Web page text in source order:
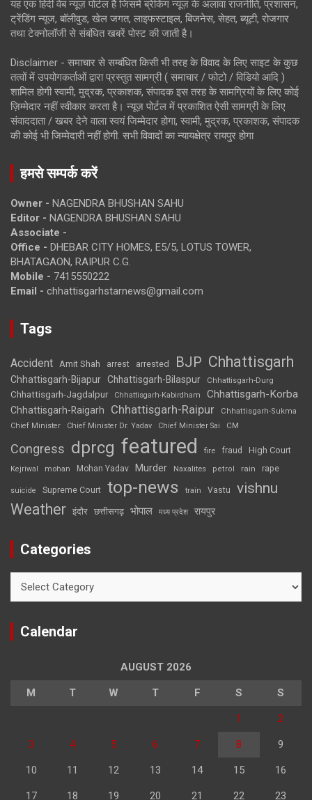
यह एक हिंदी वेब न्यूज़ पोर्टल है जिसमें ब्रेकिंग न्यूज़ के अलावा राजनीति, प्रशासन,
ट्रेंडिंग न्यूज, बॉलीवुड, खेल जगत, लाइफस्टाइल, बिजनेस, सेहत, ब्यूटी, रोजगार
तथा टेक्नोलॉजी से संबंधित खबरें पोस्ट की जाती है।
Disclaimer - समाचार से सम्बंधित किसी भी तरह के विवाद के लिए साइट के कुछ
तत्वों में उपयोगकर्ताओं द्वारा प्रस्तुत सामग्री ( समाचार / फोटो / विडियो आदि )
शामिल होगी स्वामी, मुद्रक, प्रकाशक, संपादक इस तरह के सामग्रियों के लिए कोई
ज़िम्मेदार नहीं स्वीकार करता है। न्यूज़ पोर्टल में प्रकाशित ऐसी सामग्री के लिए
संवाददाता / खबर देने वाला स्वयं जिम्मेदार होगा, स्वामी, मुद्रक, प्रकाशक, संपादक
की कोई भी जिम्मेदारी नहीं होगी. सभी विवादों का न्यायक्षेत्र रायपुर होगा
हमसे सम्पर्क करें
Owner - NAGENDRA BHUSHAN SAHU
Editor - NAGENDRA BHUSHAN SAHU
Associate -
Office - DHEBAR CITY HOMES, E5/5, LOTUS TOWER,
BHATAGAON, RAIPUR C.G.
Mobile - 7415550222
Email - chhattisgarhstarnews@gmail.com
Tags
Accident Amit Shah arrest arrested BJP Chhattisgarh
Chhattisgarh-Bijapur Chhattisgarh-Bilaspur Chhattisgarh-Durg
Chhattisgarh-Jagdalpur Chhattisgarh-Kabirdham Chhattisgarh-Korba
Chhattisgarh-Raigarh Chhattisgarh-Raipur
Chhattisgarh-Sukma
Chief Minister
Chief Minister Dr. Yadav Chief Minister Sai CM
Congress dprcg featured fire fraud High Court
Kejriwal mohan Mohan Yadav Murder Naxalites petrol rain rape
suicide Supreme Court top-news train Vastu vishnu
Weather इंदौर छत्तीसगढ़ भोपाल मध्य प्रदेश रायपुर
Categories
Calendar
AUGUST 2026
M T W T F S S
1 2
3 4 5 6 7 8 9
10 11 12 13 14 15 16
17 18 19 20 21 22 23